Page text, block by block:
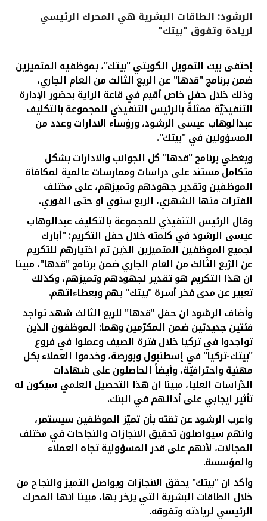
القنوات المصرفية
خدمات ما بعد البيع
اتصل بنا
مواقع الفروع وأجهزة الصرف الآلي
ألمانيا
ماليزيا
تركيا
مصر
المملكة المتحدة
مملكة البحرين
الرشود: الطاقات البشرية هي المحرك الرئيسي
لريادة وتفوق "بيتك"
إحتفى بيت التمويل الكويتي "بيتك"، بموظفيه المتميزين
ضمن برنامج "قدها" عن الربع الثالث من العام الجاري،
وذلك خلال حفل خاص أقيم في قاعة الرايةبحضور الإدارة
التنفيذيّة ممثلةً بالرئيس التنفيذي للمجموعة بالتكليف
عبدالوهاب عيسى الرشود، ورؤساء الادارات وعدد من
المسؤولين في "بيتك".
ويغطي برنامج "قدها" كل الجوانب والادارات بشكل
متكامل مستند على دراسات وممارسات عالمية لمكافأة
الموظفين وتقدير جهودهم وتميزهم، على مختلف
الفترات منها الشهري، الربع سنوي او حتى الفوري.
وقال الرئيس التنفيذي للمجموعة بالتكليف عبدالوهاب
عيسى الرشود في كلمته خلال حفل التكريم: "أبارك
لجميع الموظفين المتميزين الذين تم اختيارهم للتكريم
عن الرّبع الثّالث من العام الجاري ضمن برنامج "قدها"، مبينا
ان هذا التكريم هو تقدير لجهودهم وتميزهم، وكذلك
تعبير عن مدى فخر أسرة "بيتك" بهم وبعطاءاتهم.
وأضاف الرشود ان حفل "قدها" للربع الثالث شهد تواجد
فئتين جديدتين ضمن المكرّمين وهما: الموظفون الذين
تواجدوا في تركيا خلال فترة الصيف وعملوا في فروع
"بيتك-تركيا" في إسطنبول وبورصة، وخدموا العملاء بكل
مهنية واحترافيّة، وأيضاً الحاصلون على شهادات
الدّراسات العليا، مبينا ان هذا التحصيل العلمي سيكون له
تأثير ايجابي على أدائهم في البنك.
وأعرب الرشود عن ثقته بأن تميّز الموظفين سيستمر،
وانهم سيواصلون تحقيق الانجازات والنجاحات في مختلف
المجالات، لأنهم على قدر المسؤولية تجاه العملاء
والمؤسسة.
وأكد ان "بيتك" يحقق الانجازات ويواصل التميز والنجاح من
خلال الطاقات البشرية التي يزخر بها، مبينا انها المحرك
الرئيسي لريادته وتفوقه.